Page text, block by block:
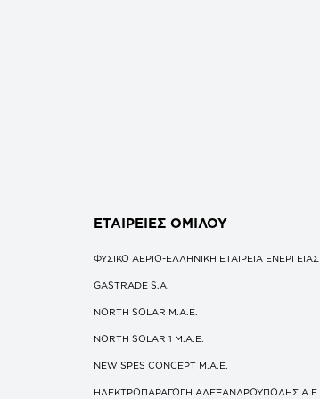
ΕΤΑΙΡΕΙΕΣΟΜΙΛΟΥ
ΦΥΣΙΚΟ ΑΕΡΙΟ-ΕΛΛΗΝΙΚΗ ΕΤΑΙΡΕΙΑ ΕΝΕΡΓΕΙΑΣ
GASTRADE S.A.
NORTH SOLAR M.Α.Ε.
NORTH SOLAR 1 M.Α.Ε.
NEW SPES CONCEPT Μ.Α.Ε.
ΗΛΕΚΤΡΟΠΑΡΑΓΩΓΗ ΑΛΕΞΑΝΔΡΟΥΠΟΛΗΣ A.E